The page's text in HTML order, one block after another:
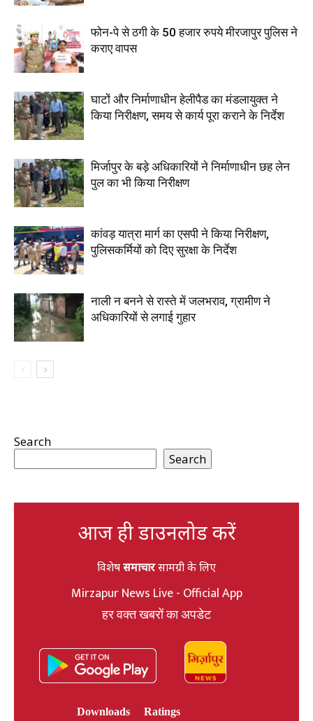
फोन-पे से ठगी के 50 हजार रुपये मीरजापुर पुलिस ने
कराए वापस
घाटों और निर्माणाधीन हेलीपैड का मंडलायुक्त ने
किया निरीक्षण, समय से कार्य पूरा कराने के निर्देश
मिर्जापुर के बड़े अधिकारियों ने निर्माणाधीन छह लेन
पुल का भी किया निरीक्षण
कांवड़ यात्रा मार्ग का एसपी ने किया निरीक्षण,
पुलिसकर्मियों को दिए सुरक्षा के निर्देश
नाली न बनने से रास्ते में जलभराव, ग्रामीण ने
अधिकारियों से लगाई गुहार
Search
Search
आज ही डाउनलोड करें
विशेषसमाचारसामग्री के लिए
Mirzapur News Live - Official App
हर वक्त खबरों का अपडेट
Downloads
Ratings